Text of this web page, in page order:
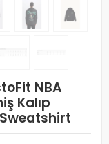
NBA
Kalıp
Sweatshirt